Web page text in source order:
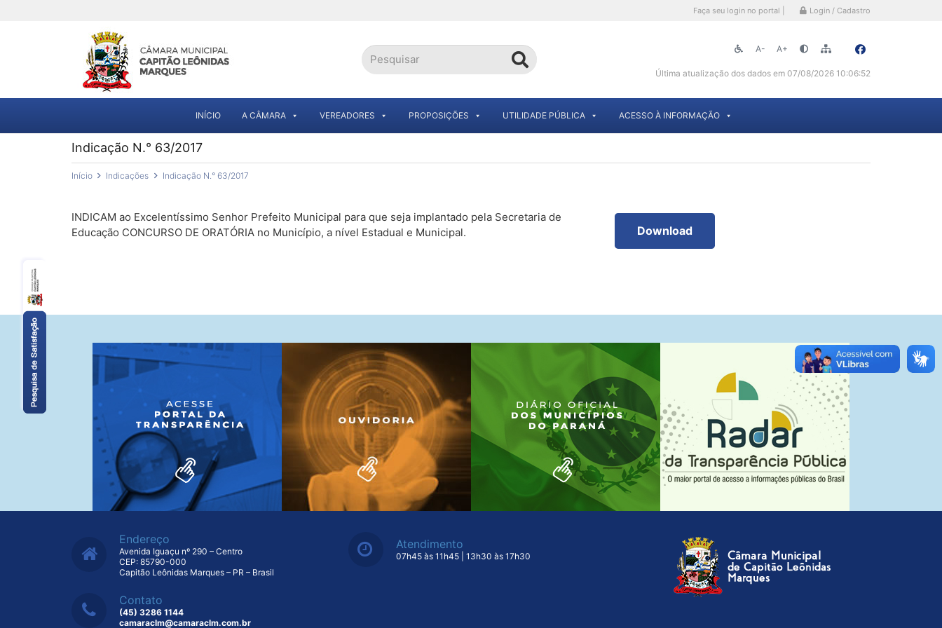
Faça seu login no portal | Login / Cadastro
A- A+
Última atualização dos dados em 07/08/2026 10:06:52
INÍCIO A CÂMARA VEREADORES PROPOSIÇÕES UTILIDADE PÚBLICA ACESSO À INFORMAÇÃO
Indicação N.° 63/2017
Início Indicações Indicação N.° 63/2017
INDICAM ao Excelentíssimo Senhor Prefeito Municipal para que seja implantado pela Secretaria de
Educação CONCURSO DE ORATÓRIA no Município, a nível Estadual e Municipal.
Download
Endereço
Avenida Iguaçu nº 290 – Centro
CEP: 85790-000
Capitão Leônidas Marques – PR – Brasil
Contato
(45) 3286 1144
camaraclm@camaraclm.com.br
Atendimento
07h45 às 11h45 | 13h30 às 17h30